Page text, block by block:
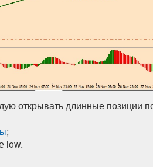
открывать длинные позиции
;
low.